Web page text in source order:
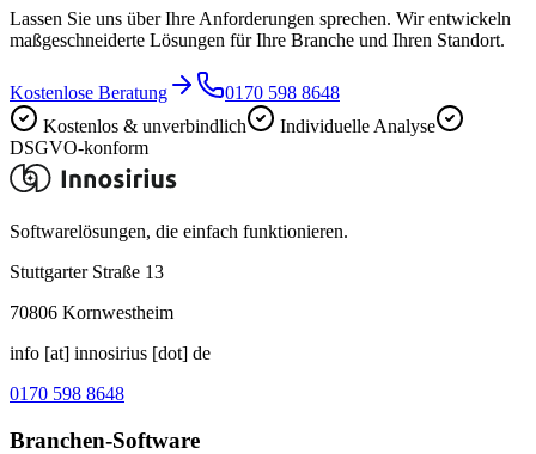
Lassen Sie uns über Ihre Anforderungen sprechen. Wir entwickeln
maßgeschneiderte Lösungen für Ihre Branche und Ihren Standort.
Kostenlose Beratung
0170 598 8648
Kostenlos & unverbindlich
Individuelle Analyse
DSGVO-konform
Softwarelösungen, die einfach funktionieren.
Stuttgarter Straße 13
70806 Kornwestheim
info [at] innosirius [dot] de
0170 598 8648
Branchen-Software